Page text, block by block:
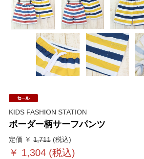
KIDS FASHION STATION
ボーダー柄サーフパンツ
定価 ￥ 1,711(税込)
￥ 1,304(税込)